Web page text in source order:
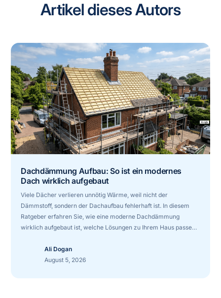
Artikel dieses Autors
Dachdämmung Aufbau: So ist ein modernes
Dach wirklich aufgebaut
Viele Dächer verlieren unnötig Wärme, weil nicht der
Dämmstoff, sondern der Dachaufbau fehlerhaft ist. In diesem
Ratgeber erfahren Sie, wie eine moderne Dachdämmung
wirklich aufgebaut ist, welche Lösungen zu Ihrem Haus passen
Ali Dogan
August 5, 2026